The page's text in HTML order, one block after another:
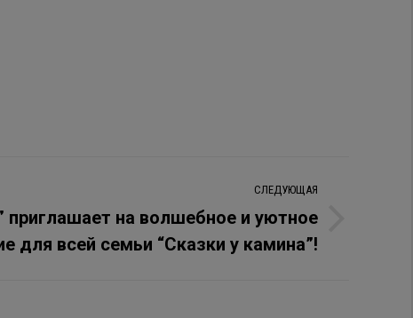
СЛЕДУЮЩАЯ
приглашает на волшебное и уютное
для всей семьи “Сказки у камина”!